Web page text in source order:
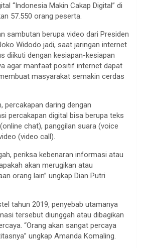
“Indonesia Makin Cakap Digital” di
57.550 orang peserta.
sambutan berupa video dari Presiden
Widodo jadi, saat jaringan internet
diikuti dengan kesiapan-kesiapan
agar manfaat positif internet dapat
masyarakat semakin cerdas
percakapan daring dengan
percakapan digital bisa berupa teks
chat), panggilan suara (voice
(video call).
periksa kebenaran informasi atau
akan merugikan atau
orang lain” ungkap Dian Putri
tahun 2019, penyebab utamanya
tersebut diunggah atau dibagikan
“Orang akan sangat percaya
ungkap Amanda Komaling.